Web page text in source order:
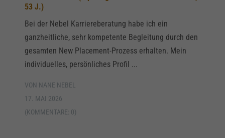
53 J.)
Bei der Nebel Karriereberatung habe ich ein
ganzheitliche, sehr kompetente Begleitung durch den
gesamten New Placement-Prozess erhalten. Mein
individuelles, persönliches Profil ...
VON NANE NEBEL
17. MAI 2026
(KOMMENTARE: 0)